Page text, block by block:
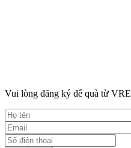
Vui lòng đăng ký để quà từ VRE